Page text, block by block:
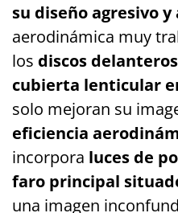
su diseño agresivo y
aerodinámica muy
los discos
cubierta lenticular
solo mejoran su
eficiencia
incorpora luces de
faro principal
una imagen